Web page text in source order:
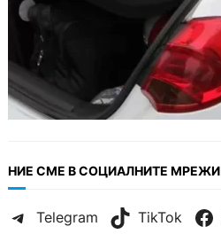
НИЕ СМЕ В СОЦИАЛНИТЕ МРЕЖИ
Telegram TikTok